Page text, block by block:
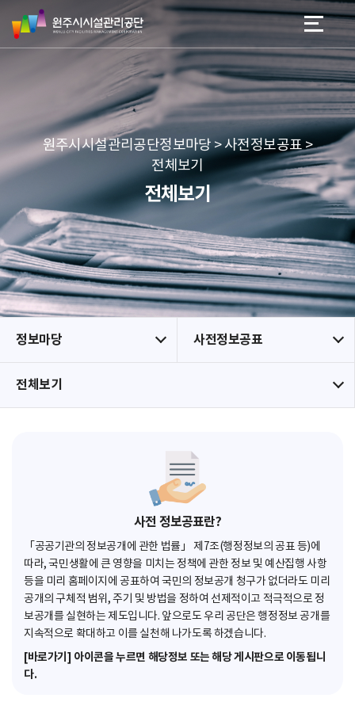
네
본문 바로가기
메뉴 바로가기
원
주
시
리
공
단
원주시시설관리공단정보마당 > 사전정보공표 >
전체보기
전체보기
정보마당 사전정보공표
전체보기
사전 정보공표란?
「공공기관의 정보공개에 관한 법률」 제7조(행정정보의 공표 등)에
따라, 국민생활에 큰 영향을 미치는 정책에 관한 정보 및 예산집행 사항
등을 미리 홈페이지에 공표하여 국민의 정보공개 청구가 없더라도 미리
공개의 구체적 범위, 주기 및 방법을 정하여 선제적이고 적극적으로 정
보공개를 실현하는 제도입니다. 앞으로도 우리 공단은 행정정보 공개를
지속적으로 확대하고 이를 실천해 나가도록 하겠습니다.
[바로가기] 아이콘을 누르면 해당정보 또는 해당 게시판으로 이동됩니
다.